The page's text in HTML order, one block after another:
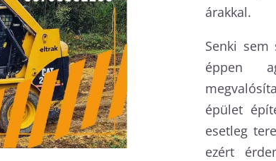
árakkal.
Senki sem
éppen
épület
esetleg
ezért